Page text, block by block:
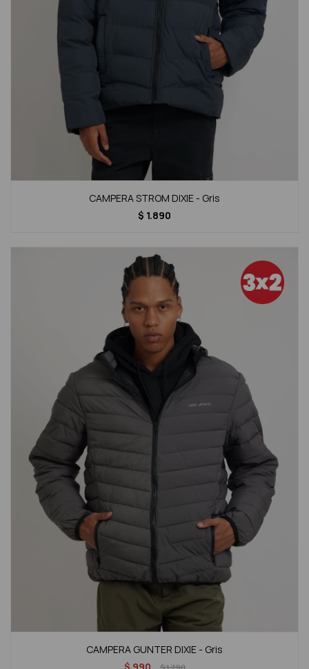
CAMPERA STROM DIXIE - Gris
$ 1.890
CAMPERA GUNTER DIXIE - Gris